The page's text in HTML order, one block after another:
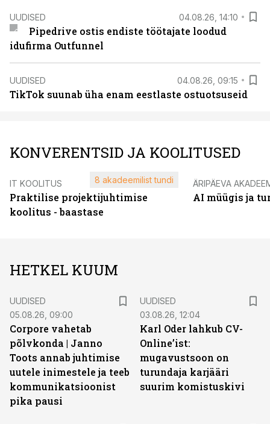
UUDISED 04.08.26, 14:10
Pipedrive ostis endiste töötajate loodud
idufirma Outfunnel
UUDISED 04.08.26, 09:15
TikTok suunab üha enam eestlaste ostuotsuseid
KONVERENTSID JA KOOLITUSED
IT KOOLITUS
Praktilise projektijuhtimise
koolitus - baastase
8 akadeemilist tundi ÄRIPÄEVA
AI müügis ja
HETKEL KUUM
UUDISED
05.08.26, 09:00
Corpore vahetab
põlvkonda | Janno
Toots annab juhtimise
uutele inimestele ja teeb
kommunikatsioonist
pika pausi
UUDISED
03.08.26, 12:04
Karl Oder lahkub CV-
Online’ist:
mugavustsoon on
turundaja karjääri
suurim komistuskivi